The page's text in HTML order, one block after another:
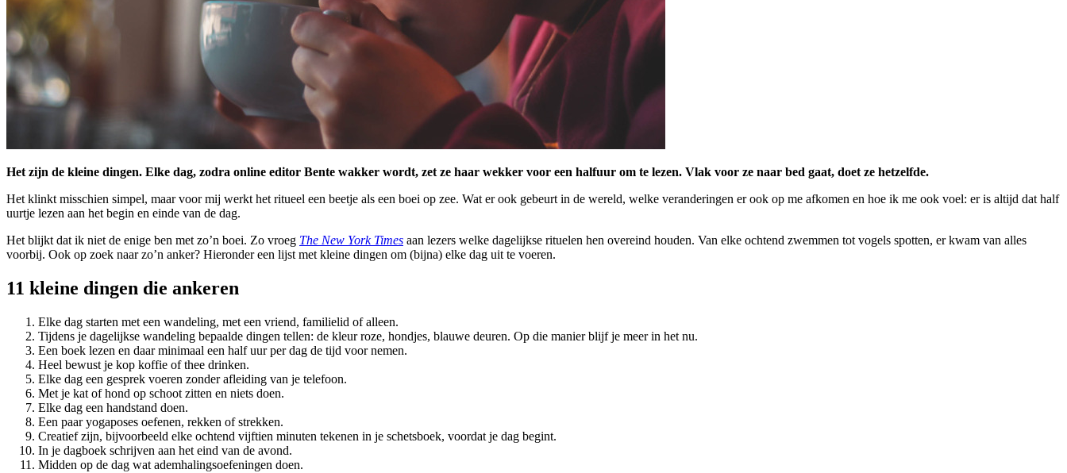
Het zijn de kleine dingen. Elke dag, zodra online editor Bente wakker wordt, zet ze haar wekker voor een halfuur om te lezen. Vlak voor ze naar bed gaat, doet ze hetzelfde.
Het klinkt misschien simpel, maar voor mij werkt het ritueel een beetje als een boei op zee. Wat er ook gebeurt in de wereld, welke veranderingen er ook op me afkomen en hoe ik me ook voel: er is altijd dat half
uurtje lezen aan het begin en einde van de dag.
Het blijkt dat ik niet de enige ben met zo’n boei. Zo vroeg The New York Times aan lezers welke dagelijkse rituelen hen overeind houden. Van elke ochtend zwemmen tot vogels spotten, er kwam van alles
voorbij. Ook op zoek naar zo’n anker? Hieronder een lijst met kleine dingen om (bijna) elke dag uit te voeren.
11 kleine dingen die ankeren
Elke dag starten met een wandeling, met een vriend, familielid of alleen.
Tijdens je dagelijkse wandeling bepaalde dingen tellen: de kleur roze, hondjes, blauwe deuren. Op die manier blijf je meer in het nu.
Een boek lezen en daar minimaal een half uur per dag de tijd voor nemen.
Heel bewust je kop koffie of thee drinken.
Elke dag een gesprek voeren zonder afleiding van je telefoon.
Met je kat of hond op schoot zitten en niets doen.
Elke dag een handstand doen.
Een paar yogaposes oefenen, rekken of strekken.
Creatief zijn, bijvoorbeeld elke ochtend vijftien minuten tekenen in je schetsboek, voordat je dag begint.
In je dagboek schrijven aan het eind van de avond.
Midden op de dag wat ademhalingsoefeningen doen.